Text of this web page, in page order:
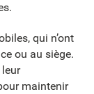
qui n’ont
ou au siège.
maintenir